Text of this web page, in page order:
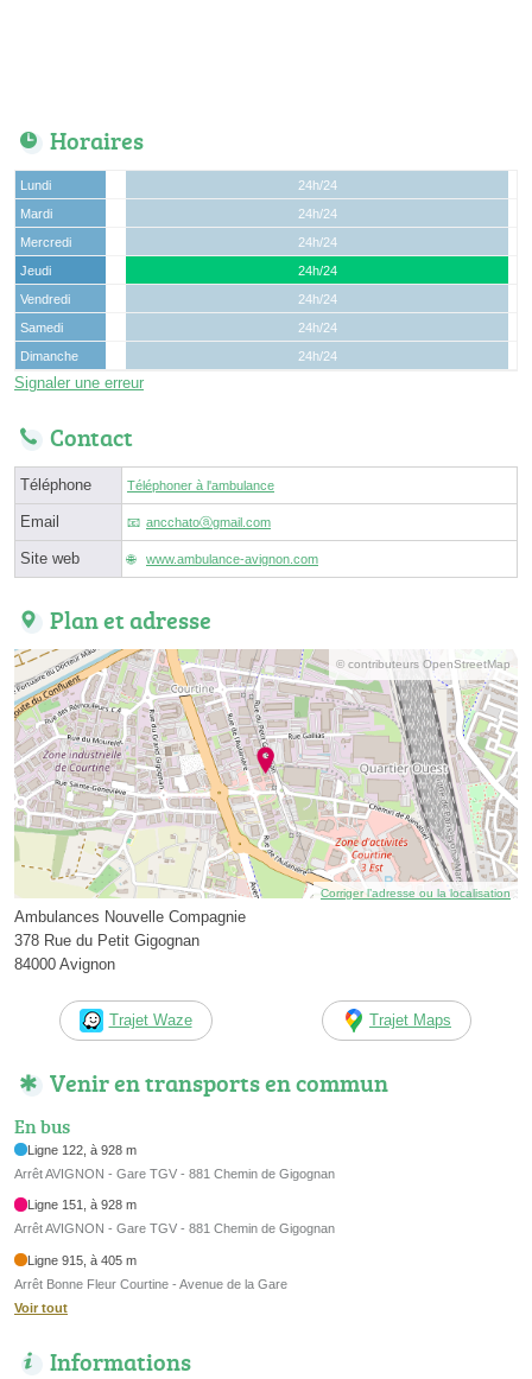
Horaires
Lundi
24h/24
Mardi
24h/24
Mercredi
24h/24
Jeudi
24h/24
Vendredi
24h/24
Samedi
24h/24
Dimanche
24h/24
Signaler une erreur
Contact
Téléphone Téléphoner à l'ambulance
Email ancchatoⓐgmail.com
Site web www.ambulance-avignon.com
Plan et adresse
© contributeurs OpenStreetMap
Corriger l’adresse ou la localisation
Ambulances Nouvelle Compagnie
378 Rue du Petit Gigognan
84000 Avignon
Trajet Waze Trajet Maps
Venir en transports en commun
En bus
Ligne 122, à 928 m
Arrêt AVIGNON - Gare TGV - 881 Chemin de Gigognan
Ligne 151, à 928 m
Arrêt AVIGNON - Gare TGV - 881 Chemin de Gigognan
Ligne 915, à 405 m
Arrêt Bonne Fleur Courtine - Avenue de la Gare
Voir tout
Informations